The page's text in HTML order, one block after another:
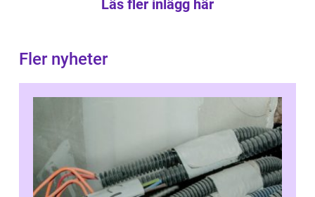
Läs fler inlägg här
Fler nyheter